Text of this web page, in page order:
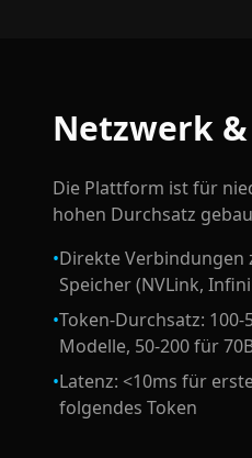
Netzwerk
Die Plattform ist für
hohen Durchsatz
•Direkte Verbindungen
Speicher (NVLink,
•Token-Durchsatz:
Modelle, 50-200 für
•Latenz: <10ms für
folgendes Token